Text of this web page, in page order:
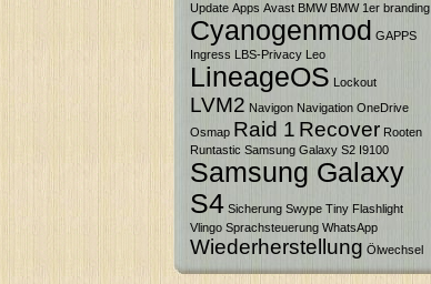
Update Apps Avast BMW BMW 1er branding
Cyanogenmod GAPPS
Ingress LBS-Privacy Leo
LineageOS Lockout
LVM2 Navigon Navigation OneDrive
Osmap Raid 1 Recover Rooten
Runtastic Samsung Galaxy S2 I9100
Samsung Galaxy
S4 Sicherung Swype Tiny Flashlight
Vlingo Sprachsteuerung WhatsApp
Wiederherstellung Ölwechsel